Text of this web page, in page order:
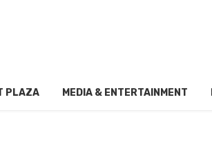
PLAZA MEDIA & ENTERTAINMENT